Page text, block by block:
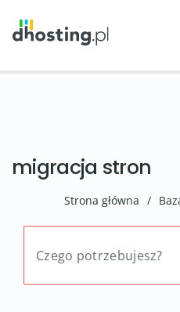
migracja stron
Strona główna /